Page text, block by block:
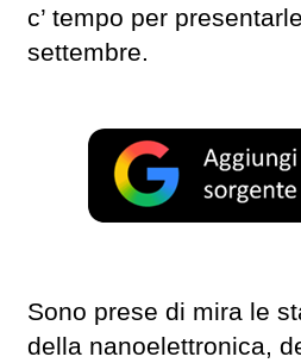
c’ tempo per
settembre.
Sono prese di mira le
della nanoelettronica,